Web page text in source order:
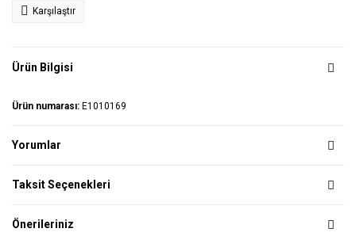
Karşılaştır
Ürün Bilgisi
Ürün numarası: E1010169
Yorumlar
Taksit Seçenekleri
Önerileriniz